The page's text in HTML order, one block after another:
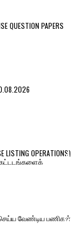
QUESTION PAPERS
OPERATIONS)
கட்டடங்களைக்
செய்ய வேண்டிய பணிகள்